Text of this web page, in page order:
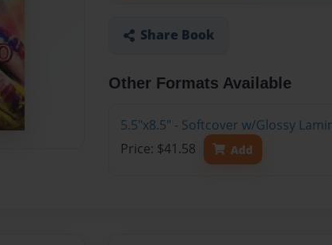
Share Book
Other Formats Available
5.5"x8.5" - Softcover w/Glossy
Price: $41.58
Add